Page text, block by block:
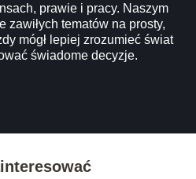
prawie i pracy. Naszym
zawiłych tematów na prosty,
mógł lepiej zrozumieć świat
świadome decyzje.